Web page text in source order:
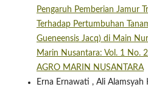
Pengaruh Pemberian Jamur
Terhadap Pertumbuhan
Gueneensis Jacq) di Main
Marin Nusantara: Vol. 1 No.
AGRO MARIN NUSANTARA
Erna Ernawati , Ali Alamsyah